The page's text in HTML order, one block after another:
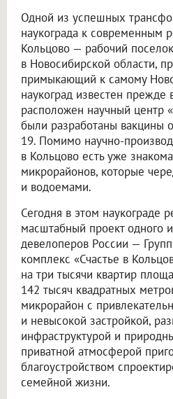
Одной из успешных
наукограда к современным
Кольцово — рабочий
в Новосибирской области,
примыкающий к самому
наукоград известен прежде
расположен научный центр
были разработаны вакцины
19. Помимо научно-
в Кольцово есть уже
микрорайонов, которые
и водоемами.
Сегодня в этом наукограде
масштабный проект одного
девелоперов России —
комплекс «Счастье в
на три тысячи квартир
142 тысяч квадратных
микрорайон с
и невысокой застройкой,
инфраструктурой и
приватной атмосферой
благоустройством
семейной жизни.